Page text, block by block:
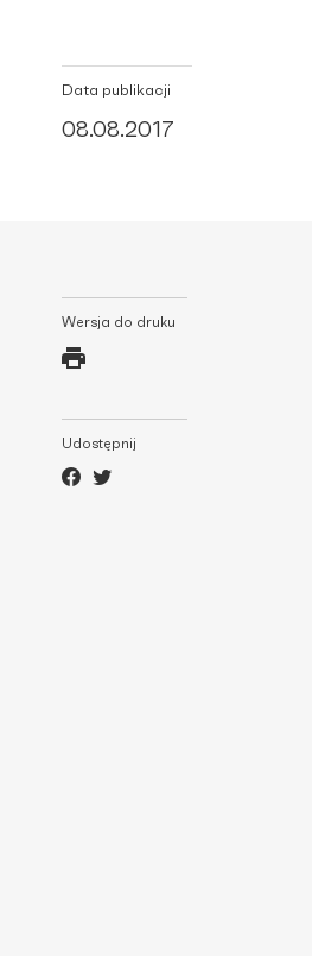
Data publikacji
08.08.2017
Wersja do druku
Udostępnij